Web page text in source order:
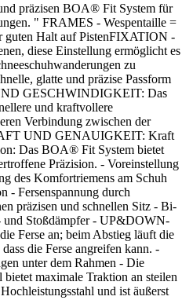
präzisen BOA® Fit System für
" FRAMES - Wespentaille =
guten Halt auf PistenFIXATION -
diese Einstellung ermöglicht es
zu
glatte und präzise Passform
GESCHWINDIGKEIT: Das
und kraftvollere
Verbindung zwischen der
UND GENAUIGKEIT: Kraft
Das BOA® Fit System bietet
Präzision. - Voreinstellung
des Komfortriemens am Schuh
- Fersenspannung durch
präzisen und schnellen Sitz - Bi-
Stoßdämpfer - UP&DOWN-
Ferse an; beim Abstieg läuft die
die Ferse angreifen kann. -
unter dem Rahmen - Die
maximale Traktion an steilen
und ist äußerst